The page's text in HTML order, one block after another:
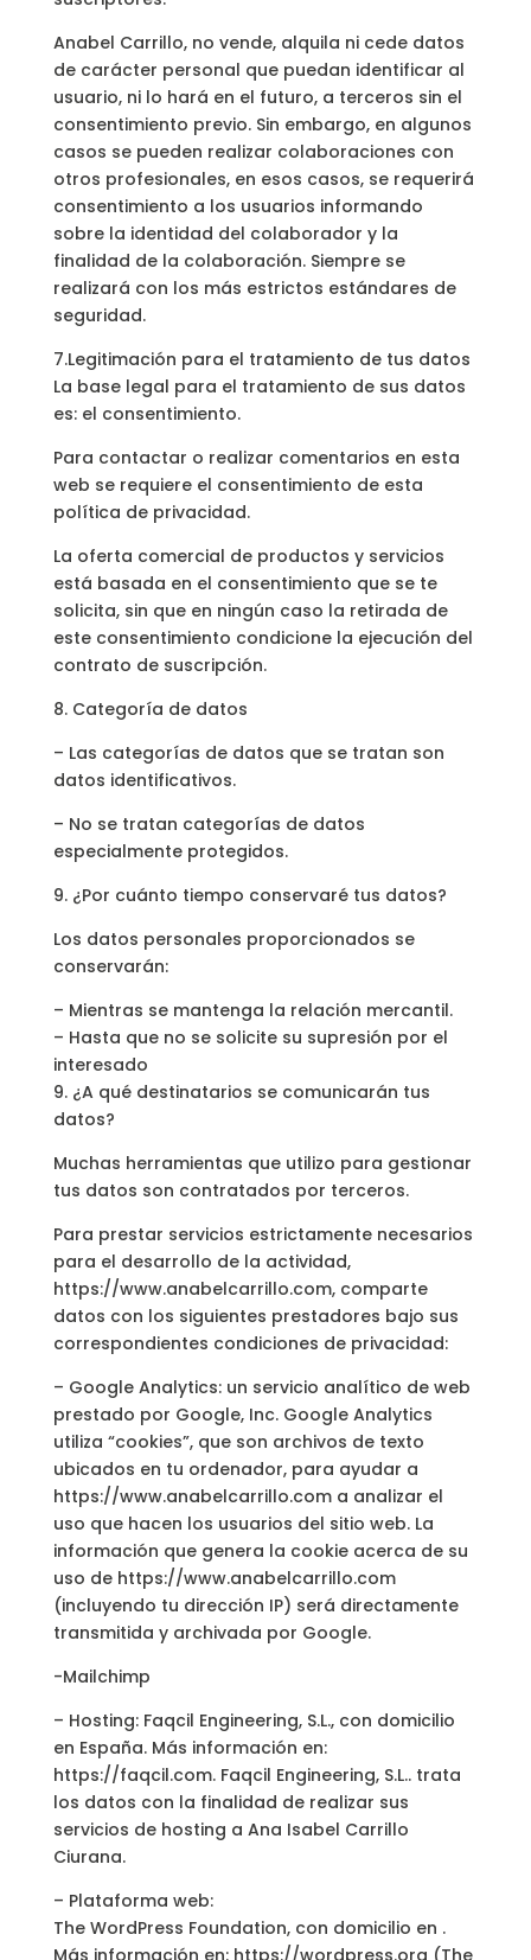
Anabel Carrillo, no vende, alquila ni cede datos
de carácter personal que puedan identificar al
usuario, ni lo hará en el futuro, a terceros sin el
consentimiento previo. Sin embargo, en algunos
casos se pueden realizar colaboraciones con
otros profesionales, en esos casos, se requerirá
consentimiento a los usuarios informando
sobre la identidad del colaborador y la
finalidad de la colaboración. Siempre se
realizará con los más estrictos estándares de
seguridad.
7.Legitimación para el tratamiento de tus datos
La base legal para el tratamiento de sus datos
es: el consentimiento.
Para contactar o realizar comentarios en esta
web se requiere el consentimiento de esta
política de privacidad.
La oferta comercial de productos y servicios
está basada en el consentimiento que se te
solicita, sin que en ningún caso la retirada de
este consentimiento condicione la ejecución del
contrato de suscripción.
8. Categoría de datos
– Las categorías de datos que se tratan son
datos identificativos.
– No se tratan categorías de datos
especialmente protegidos.
9. ¿Por cuánto tiempo conservaré tus datos?
Los datos personales proporcionados se
conservarán:
– Mientras se mantenga la relación mercantil.
– Hasta que no se solicite su supresión por el
interesado
9. ¿A qué destinatarios se comunicarán tus
datos?
Muchas herramientas que utilizo para gestionar
tus datos son contratados por terceros.
Para prestar servicios estrictamente necesarios
para el desarrollo de la actividad,
https://www.anabelcarrillo.com, comparte
datos con los siguientes prestadores bajo sus
correspondientes condiciones de privacidad:
– Google Analytics: un servicio analítico de web
prestado por Google, Inc. Google Analytics
utiliza “cookies”, que son archivos de texto
ubicados en tu ordenador, para ayudar a
https://www.anabelcarrillo.com a analizar el
uso que hacen los usuarios del sitio web. La
información que genera la cookie acerca de su
uso de https://www.anabelcarrillo.com
(incluyendo tu dirección IP) será directamente
transmitida y archivada por Google.
-Mailchimp
– Hosting: Faqcil Engineering, S.L., con domicilio
en España. Más información en:
https://faqcil.com. Faqcil Engineering, S.L.. trata
los datos con la finalidad de realizar sus
servicios de hosting a Ana Isabel Carrillo
Ciurana.
– Plataforma web:
The WordPress Foundation, con domicilio en .
Más información en: https://wordpress.org (The